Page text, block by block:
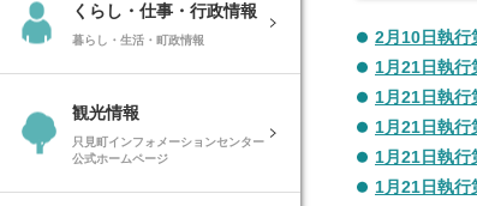
くらし・仕事・行政情報
暮らし・生活・町政情報
観光情報
只見町インフォメーションセンター
公式ホームページ
2月10日執行
1月21日執行
1月21日執行
1月21日執行
1月21日執行
1月21日執行